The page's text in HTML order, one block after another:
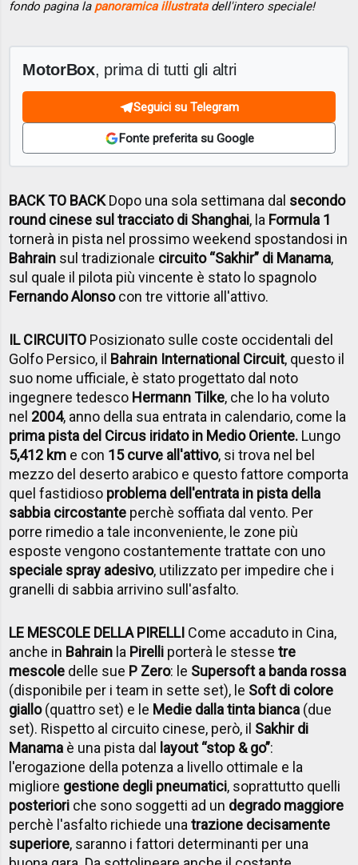
fondo pagina la panoramica illustratadell'intero speciale!
MotorBox, prima di tutti gli altri
Seguici su Telegram
Fonte preferita su Google
BACK TO BACKDopo una sola settimana dal secondo
round cinese sul tracciato di Shanghai, la Formula 1
tornerà in pista nel prossimo weekend spostandosi in
Bahrain sul tradizionale circuito “Sakhir” di Manama,
sul quale il pilota più vincente è stato lo spagnolo
Fernando Alonsocon tre vittorie all'attivo.
IL CIRCUITO Posizionato sulle coste occidentali del
Golfo Persico, il Bahrain International Circuit, questo il
suo nome ufficiale, è stato progettato dal noto
ingegnere tedesco Hermann Tilke, che lo ha voluto
nel 2004, anno della sua entrata in calendario, come la
prima pista del Circus iridato in Medio Oriente. Lungo
5,412 km e con 15 curve all'attivo, si trova nel bel
mezzo del deserto arabico e questo fattore comporta
quel fastidioso problema dell'entrata in pista della
sabbia circostante perchè soffiata dal vento. Per
porre rimedio a tale inconveniente, le zone più
esposte vengono costantemente trattate con uno
speciale spray adesivo, utilizzato per impedire che i
granelli di sabbia arrivino sull'asfalto.
LE MESCOLE DELLA PIRELLI Come accaduto in Cina,
anche in Bahrain la Pirelli porterà le stessetre
mescole delle sue P Zero: le Supersoft a banda rossa
(disponibile per i team in sette set), le Soft di colore
giallo(quattro set) e le Medie dalla tinta bianca (due
set). Rispetto al circuito cinese, però, il Sakhir di
Manama è una pista dal layout “stop & go”:
l'erogazione della potenza a livello ottimale e la
migliore gestione degli pneumatici, soprattutto quelli
posteriori che sono soggetti ad un degrado maggiore
perchè l'asfalto richiede unatrazione decisamente
superiore, saranno i fattori determinanti per una